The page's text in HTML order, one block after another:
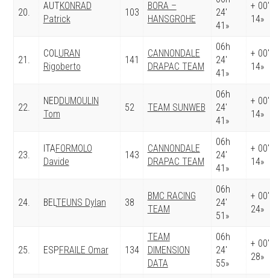
20.
AUTKONRAD
Patrick
103
BORA –
HANSGROHE
24′
41»
+ 00′
14»
21.
COLURAN
Rigoberto
141
CANNONDALE
DRAPAC TEAM
06h
24′
41»
+ 00′
14»
22.
NEDDUMOULIN
Tom
52 TEAM SUNWEB
06h
24′
41»
+ 00′
14»
23.
ITAFORMOLO
Davide
143
CANNONDALE
DRAPAC TEAM
06h
24′
41»
+ 00′
14»
24. BELTEUNS Dylan 38
BMC RACING
TEAM
06h
24′
51»
+ 00′
24»
25. ESPFRAILE Omar 134
TEAM
DIMENSION
DATA
06h
24′
55»
+ 00′
28»